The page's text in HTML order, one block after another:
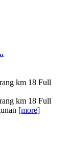
km 18 Full
km 18 Full
[more]